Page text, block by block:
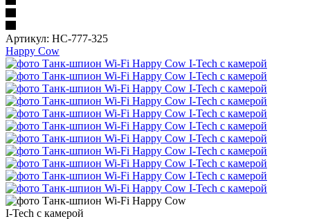
Артикул: HC-777-325
Happy Cow